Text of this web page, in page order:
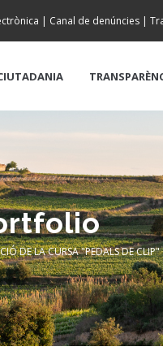
| Canal de denúncies |
DE LA CURSA "PEDALS DE CLIP"